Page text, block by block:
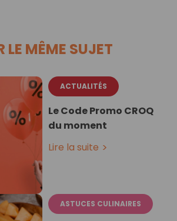
LE MÊME SUJET
ACTUALITÉS
Le Code Promo CROQ
du moment
Lire la suite
ASTUCES CULINAIRES